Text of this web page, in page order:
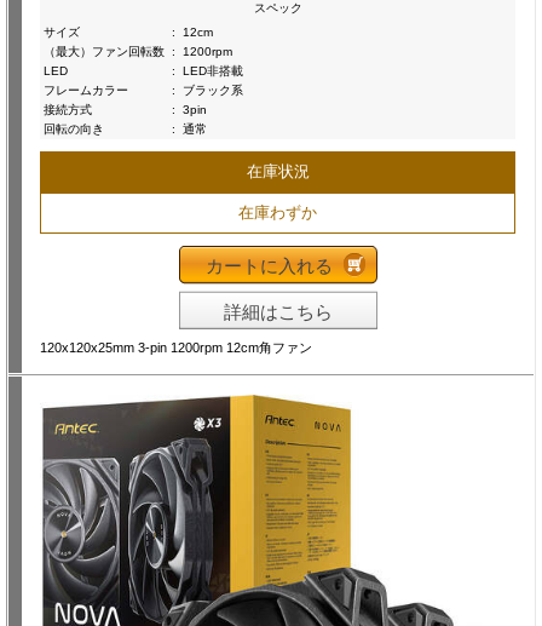
スペック
サイズ
:
12cm
（最大）ファン回転数 :
1200rpm
LED
:
LED非搭載
フレームカラー
:
ブラック系
接続方式
:
3pin
回転の向き
: 通常
在庫状況
在庫わずか
カートに入れる
詳細はこちら
120x120x25mm 3-pin 1200rpm 12cm角ファン